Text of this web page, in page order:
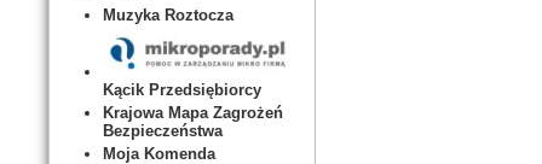
Muzyka Roztocza
Kącik Przedsiębiorcy
Krajowa Mapa Zagrożeń
Bezpieczeństwa
Moja Komenda